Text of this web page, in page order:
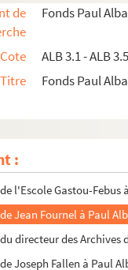
de
Fonds Paul
Cote
ALB 3.1 - ALB
Titre
Fonds Paul
:
Jack Franc à Paul
Robert Benoît
l'Escole Gastou-Febus
Jean Fournel à Paul
directeur des Archives
Joseph Fallen à Paul